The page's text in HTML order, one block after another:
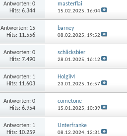
Antworten: 0
Hits: 6.344
masterflai
15.02.2025, 16:04
Antworten: 15
Hits: 11.556
barney
08.02.2025, 19:52
Antworten: 0
Hits: 7.490
schlicksbier
28.01.2025, 16:12
Antworten: 1
Hits: 11.603
HolgiM
23.01.2025, 16:57
Antworten: 0
Hits: 6.954
cometone
15.01.2025, 10:39
Antworten: 1
Hits: 10.259
Unterfranke
08.12.2024, 12:31